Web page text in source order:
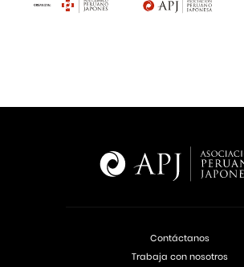
Contáctanos
Trabaja con nosotros